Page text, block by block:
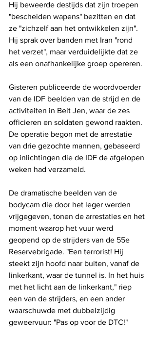
Hij beweerde destijds dat zijn troepen
"bescheiden wapens" bezitten en dat
ze "zichzelf aan het ontwikkelen zijn".
Hij sprak over banden met Iran "rond
het verzet", maar verduidelijkte dat ze
als een onafhankelijke groep opereren.
Gisteren publiceerde de woordvoerder
van de IDF beelden van de strijd en de
activiteiten in Beit Jen, waar de zes
officieren en soldaten gewond raakten.
De operatie begon met de arrestatie
van drie gezochte mannen, gebaseerd
op inlichtingen die de IDF de afgelopen
weken had verzameld.
De dramatische beelden van de
bodycam die door het leger werden
vrijgegeven, tonen de arrestaties en het
moment waarop het vuur werd
geopend op de strijders van de 55e
Reservebrigade. "Een terrorist! Hij
steekt zijn hoofd naar buiten, vanaf de
linkerkant, waar de tunnel is. In het huis
met het licht aan de linkerkant," riep
een van de strijders, en een ander
waarschuwde met dubbelzijdig
geweervuur: "Pas op voor de DTC!"